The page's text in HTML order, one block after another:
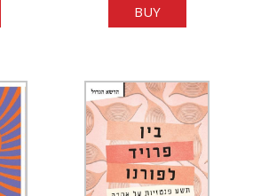
BUY